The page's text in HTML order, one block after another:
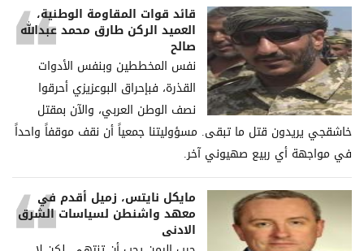
قائد قوات المقاومة الوطنية،
العميد الركن طارق محمد عبدالله
صالح
نفس المخططين وبنفس الأدوات
القذرة، فبإحراق البوعزيزي أحرقوا
نصف الوطن العربي، والآن بمقتل
خاشقجي يريدون قتل ما تبقى. مسؤوليتنا جمعياً أن نقف موقفاً واحداً
في مواجهة أي ربيع صهيوني آخر.
مايكل نايتس، زميل أقدم في
معهد واشنطن لسياسات الشرق
الادنى